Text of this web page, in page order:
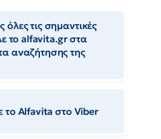
τις σημαντικές
το alfavita.gr στα
αναζήτησης της
το Αlfavita στο Viber